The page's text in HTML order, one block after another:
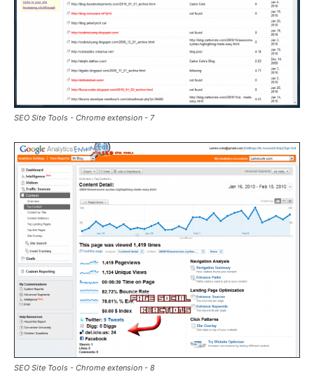
SEO Site Tools - Chrome extension - 7
SEO Site Tools - Chrome extension - 8